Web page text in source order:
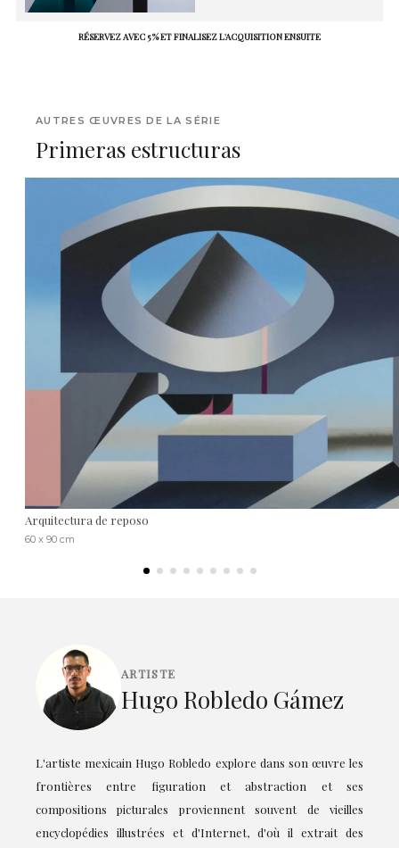
RÉSERVEZ AVEC 5 % ET FINALISEZ L'ACQUISITION ENSUITE
AUTRES ŒUVRES DE LA SÉRIE
Primeras estructuras
Arquitectura de reposo
60 x 90 cm
ARTISTE
Hugo Robledo Gámez
L'artiste mexicain Hugo Robledo explore dans son œuvre les
frontières entre figuration et abstraction et ses
compositions picturales proviennent souvent de vieilles
encyclopédies illustrées et d'Internet, d'où il extrait des